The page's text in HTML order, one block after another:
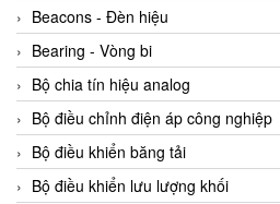
ADCA Vietnam
ADFweb Vietnam
Adler Vietnam
Ados Vietnam
Advanced Energy Vietnam
Advantech Vietnam
Beacons - Đèn hiệu
Bearing - Vòng bi
Bộ chia tín hiệu analog
Bộ điều chỉnh điện áp công nghiệp
Bộ điều khiển băng tải
Bộ điều khiển lưu lượng khối